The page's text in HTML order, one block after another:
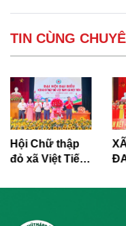
TIN CÙNG
Hội Chữ thập
đỏ xã Việt Tiến
đại biểu lần thứ
2026 - 2031